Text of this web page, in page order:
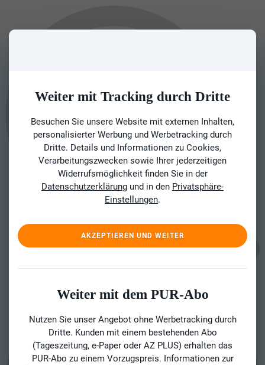
Weiter mit Tracking durch Dritte
Besuchen Sie unsere Website mit externen Inhalten,
personalisierter Werbung und Werbetracking durch
Dritte. Details und Informationen zu Cookies,
Verarbeitungszwecken sowie Ihrer jederzeitigen
Widerrufsmöglichkeit finden Sie in der
Datenschutzerklärung und in den Privatsphäre-
Einstellungen.
AKZEPTIEREN UND WEITER
Weiter mit dem PUR-Abo
Nutzen Sie unser Angebot ohne Werbetracking durch
Dritte. Kunden mit einem bestehenden Abo
(Tageszeitung, e-Paper oder AZ PLUS) erhalten das
PUR-Abo zu einem Vorzugspreis. Informationen zur